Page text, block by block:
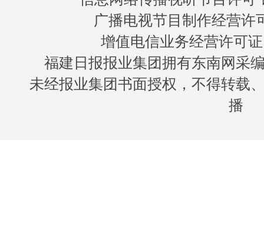
广播电视节目制作经营许
增值电信业务经营许可
福建日报报业集团拥有东南网采
未经报业集团书面授权，不得转载
播